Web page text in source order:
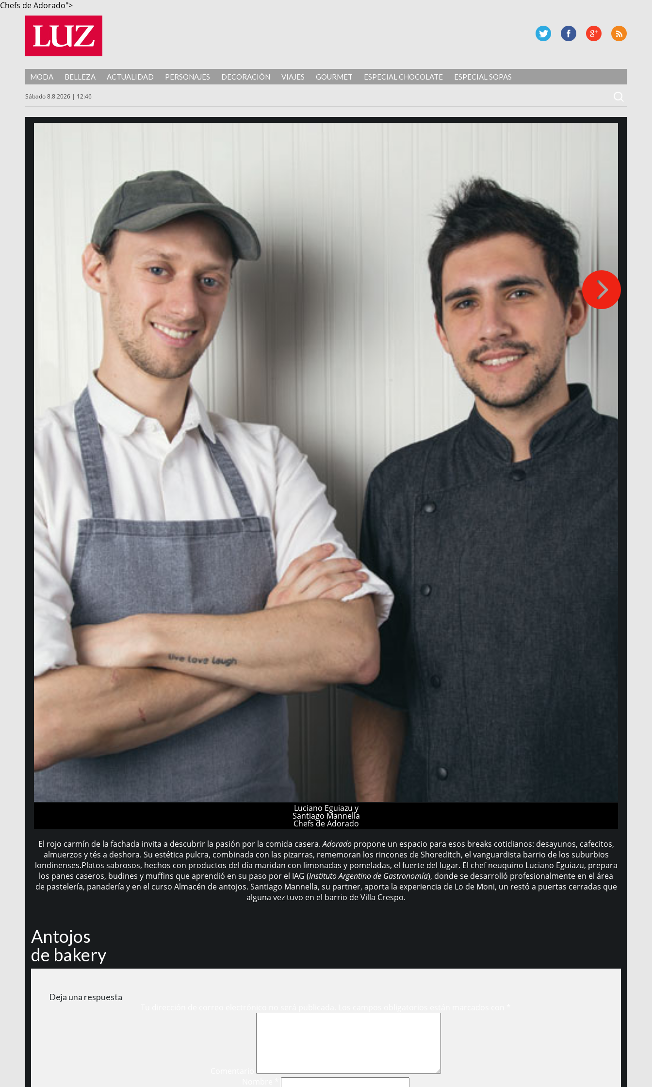
Chefs de Adorado">
MODA BELLEZA ACTUALIDAD PERSONAJES DECORACIÓN VIAJES GOURMET ESPECIAL CHOCOLATE ESPECIAL SOPAS
Sábado 8.8.2026 | 12:46
Luciano Eguiazu y
Santiago Mannella
Chefs de Adorado
El rojo carmín de la fachada invita a descubrir la pasión por la comida casera.Adoradopropone un espacio para esos breaks cotidianos: desayunos, cafecitos,
almuerzos y tés a deshora. Su estética pulcra, combinada con las pizarras, rememoran los rincones de Shoreditch, el vanguardista barrio de los suburbios
londinenses.Platos sabrosos, hechos con productos del día maridan con limonadas y pomeladas, el fuerte del lugar. El chef neuquino Luciano Eguiazu, prepara
los panes caseros, budines y muffins que aprendió en su paso por el IAG (Instituto Argentino de Gastronomía), donde se desarrolló profesionalmente en el área
de pastelería, panadería y en el curso Almacén de antojos. Santiago Mannella, su partner, aporta la experiencia de Lo de Moni, un restó a puertas cerradas que
alguna vez tuvo en el barrio de Villa Crespo.
Antojos
de bakery
Deja una respuesta